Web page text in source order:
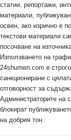
статии, репортажи,
материали,
освен, ако изрично е
текстови материали
посочване на
Използването на
24shumen.com е
санкционирани с
отговорност за
Администраторите на
блокират
на добрия тон.